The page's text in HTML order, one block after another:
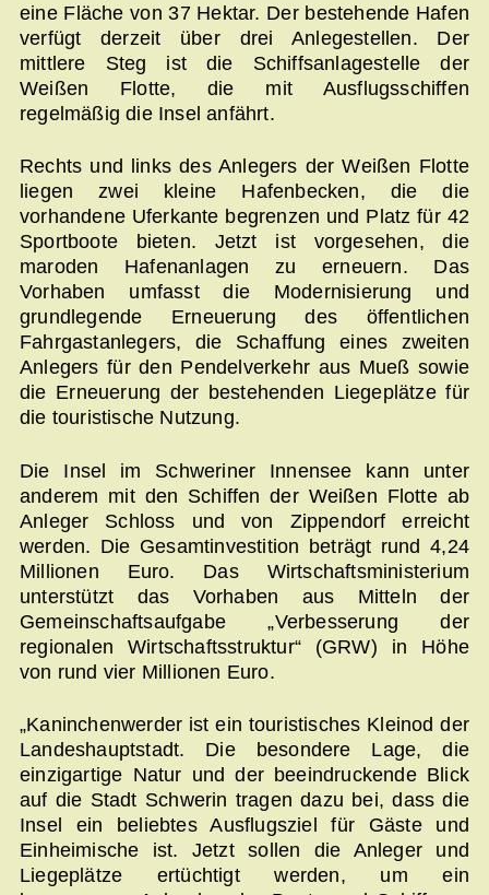
eine Fläche von 37 Hektar. Der bestehende Hafen
verfügt derzeit über drei Anlegestellen. Der
mittlere Steg ist die Schiffsanlagestelle der
Weißen Flotte, die mit Ausflugsschiffen
regelmäßig die Insel anfährt.
Rechts und links des Anlegers der Weißen Flotte
liegen zwei kleine Hafenbecken, die die
vorhandene Uferkante begrenzen und Platz für 42
Sportboote bieten. Jetzt ist vorgesehen, die
maroden Hafenanlagen zu erneuern. Das
Vorhaben umfasst die Modernisierung und
grundlegende Erneuerung des öffentlichen
Fahrgastanlegers, die Schaffung eines zweiten
Anlegers für den Pendelverkehr aus Mueß sowie
die Erneuerung der bestehenden Liegeplätze für
die touristische Nutzung.
Die Insel im Schweriner Innensee kann unter
anderem mit den Schiffen der Weißen Flotte ab
Anleger Schloss und von Zippendorf erreicht
werden. Die Gesamtinvestition beträgt rund 4,24
Millionen Euro. Das Wirtschaftsministerium
unterstützt das Vorhaben aus Mitteln der
Gemeinschaftsaufgabe „Verbesserung der
regionalen Wirtschaftsstruktur“ (GRW) in Höhe
von rund vier Millionen Euro.
„Kaninchenwerder ist ein touristisches Kleinod der
Landeshauptstadt. Die besondere Lage, die
einzigartige Natur und der beeindruckende Blick
auf die Stadt Schwerin tragen dazu bei, dass die
Insel ein beliebtes Ausflugsziel für Gäste und
Einheimische ist. Jetzt sollen die Anleger und
Liegeplätze ertüchtigt werden, um ein